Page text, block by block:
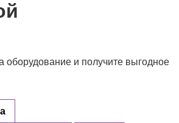
оборудование и получите выгодное